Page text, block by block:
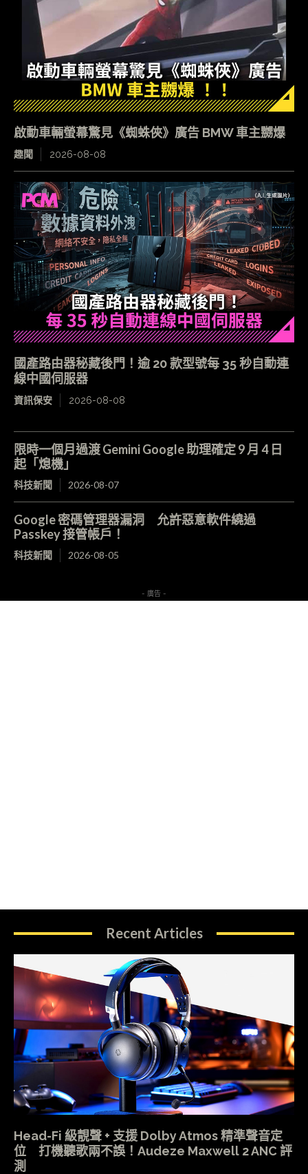
啟動車輛螢幕驚見《蜘蛛俠》廣告 BMW 車主嬲爆
趣聞 2026-08-08
國產路由器秘藏後門！逾 20 款型號每 35 秒自動連
線中國伺服器
資訊保安 2026-08-08
限時一個月過渡 Gemini Google 助理確定 9 月 4 日
起「熄機」
科技新聞 2026-08-07
Google 密碼管理器漏洞 允許惡意軟件繞過
Passkey 接管帳戶！
科技新聞 2026-08-05
- 廣告 -
Recent Articles
Head-Fi 級靚聲 + 支援 Dolby Atmos 精準聲音定
位 打機聽歌兩不誤！Audeze Maxwell 2 ANC 評
測